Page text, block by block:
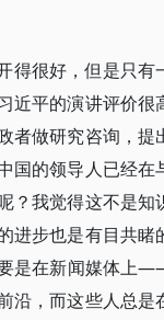
得很好，但是只
近平的演讲评价
者做研究咨询，
国的领导人已经
？我觉得这不是
进步也是有目共
是在新闻媒体
沿，而这些人总